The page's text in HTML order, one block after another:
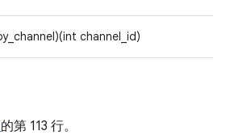
channel_id)
的第 113 行。